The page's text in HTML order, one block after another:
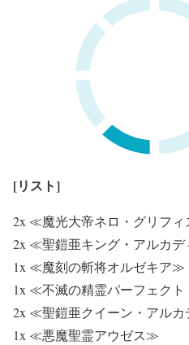
[リスト]
2x ≪魔光大帝ネロ・グリフ
2x ≪聖鎧亜キング・アルカ
1x ≪魔刻の斬将オルゼキア≫
1x ≪不滅の精霊パーフェク
2x ≪聖鎧亜クイーン・アル
1x ≪悪魔聖霊アウゼス≫